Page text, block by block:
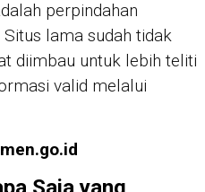
perpindahan
lama sudah tidak
diimbau untuk lebih teliti
valid melalui